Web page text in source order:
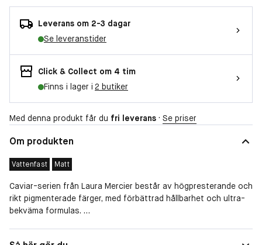
Leverans om 2-3 dagar
Se leveranstider
Click & Collect om 4 tim
Finns i lager i 2 butiker
Med denna produkt får du fri leverans · Se priser
Om produkten
Vattenfast Matt
Caviar-serien från Laura Mercier består av högpresterande och
rikt pigmenterade färger, med förbättrad hållbarhet och ultra-
bekväma formulas.